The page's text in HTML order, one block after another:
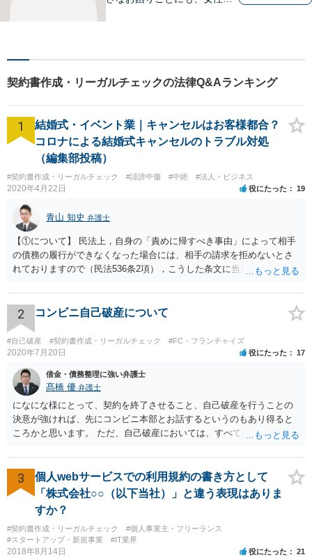
契約書作成・リーガルチェックの法律Q&Aランキング
1
結婚式・イベント業｜キャンセルはお客様都合？
コロナによる結婚式キャンセルのトラブル対処
（編集部投稿）
#契約書作成・リーガルチェック #誹謗中傷 #中絶 #法人・ビジネス
2020年4月22日 役にたった 19
青山 知史 弁護士
【①について】 民法上，自身の「責めに帰すべき事由」によって相手
の債務の履行ができなくなった場合には、相手の請求を拒めないとさ
れておりますので（民法536条2項），こうした条文に当たるかが問題
現在の各宣言や要請は，強制力のあるものではなく，震災等で対象施
設が滅失してしまった場合と異なり，挙式等自体が物理的に不可能に
なったとまではいえないかと思われます。こうした中で，顧客の判断
でキャンセルを申し出たとすれば，形式的には顧客側に帰責性があっ
たといえる可能性は考えられます。 一方で，実質的に考えた場合，集
会に供する施設等については，営業自粛を要請されているところ，結
婚式場等の施設についても，解釈によっては集会に供する施設の1つと
して，休止要請の対象と考える余地はあるかと思われます。 こうした
解釈を採った場合，強制力はないまでも，事実上挙式等の実施が困難
となる外部的要因があったとして，顧客の「責めに帰すべき事由」が
あるとまではいえず，結婚式場等からの請求が認められない可能性は
に全額の請求が不可能となっても，これまでに生じた費用や打合せ相
当分の報酬の範囲であれば，中途終了時の委任事務への報酬請求や不
当利得返還請求として，支払いを求められる可能性はあるかと思われ
ます（民法648条3項、703条等）。 【②について】 請求に応じてもら
えない場合，基本的には代理人を介した交渉や，法的手続きを取るこ
とになります。 もっとも，上述したように，全額の請求は，必ずしも
2 コンビニ自己破産について
#自己破産 #契約書作成・リーガルチェック #FC・フランチャイズ
2020年7月20日 役にたった 17
借金・債務整理に強い弁護士
髙橋 優 弁護士
になにな様にとって、契約を終了させること、自己破産を行うことの
決意が強ければ、先にコンビニ本部とお話するというのもあり得ると
ころかと思います。 ただ、自己破産においては、すべての債権者を公
扱うことが出来ないという点や財産の移転内容や時期によっては取り
戻す必要が出てくる等一定のリスクもございますので、もし契約を継
続するという選択肢がおありであれば、先に自己破産の相談というの
が適切かと思われます。 契約解約のご意思が固いところであれば、リ
スクを踏まえて進むしかないかと思いますので、本部との話が先であ
っても問題ないかと思います。
3
個人webサービスでの利用規約の書き方として
「株式会社○○（以下当社）」と違う表現はありま
すか？
#契約書作成・リーガルチェック
#個人事業主・フリーランス
#スタートアップ・新規事業
#IT業界
2018年8月14日 役にたった 21